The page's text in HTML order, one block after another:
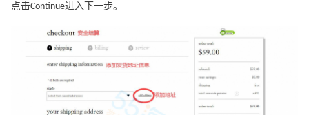
点击Continue进入下一步。